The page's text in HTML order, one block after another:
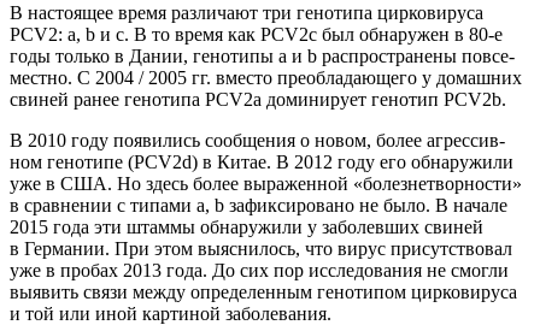
В насто­я­щее вре­мя раз­ли­ча­ют три гено­ти­па цир­ко­ви­ру­са
PCV2: a, b и c. В то вре­мя как PCV2c был обна­ру­жен в 80‑е
годы толь­ко в Дании, гено­ти­пы а и b рас­про­стра­не­ны повсе­
мест­но. С 2004 / 2005 гг. вме­сто пре­об­ла­да­ю­ще­го у домаш­них
сви­ней ранее гено­ти­па PCV2а доми­ни­ру­ет гено­тип PCV2b.
В 2010 году появи­лись сооб­ще­ния о новом, более агрес­сив­
ном гено­ти­пе (PCV2d) в Китае. В 2012 году его обна­ру­жи­ли
уже в США. Но здесь более выра­жен­ной «болез­не­твор­но­сти»
в срав­не­нии с типа­ми a, b зафик­си­ро­ва­но не было. В нача­ле
2015 года эти штам­мы обна­ру­жи­ли у забо­лев­ших сви­ней
в Гер­ма­нии. При этом выяс­ни­лось, что вирус при­сут­ство­вал
уже в про­бах 2013 года. До сих пор иссле­до­ва­ния не смог­ли
выявить свя­зи меж­ду опре­де­лен­ным гено­ти­пом цир­ко­ви­ру­са
и той или иной кар­ти­ной заболевания.